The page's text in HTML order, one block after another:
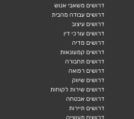
דרושים משאבי אנוש
דרושים עבודה מהבית
דרושים עיצוב
דרושים עורכי דין
דרושים מדיה
דרושים קמעונאות
דרושים תחבורה
דרושים רפואה
דרושים שיווק
דרושים שירות לקוחות
דרושים אבטחה
דרושים תיירות
דרושים תעשייה